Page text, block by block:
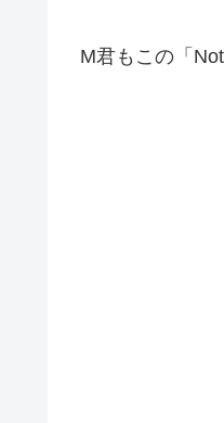
M君もこの「